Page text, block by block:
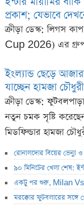
প্রকাশ; যেভাবে
ক্রীড়া ডেস্ক: লিগস
Cup 2026) এর গ্রুপ
ইংল্যান্ড ছেড়ে
যাচ্ছেন হামজা
ক্রীড়া ডেস্ক:
নতুন চমক সৃষ্টি
মিডফিল্ডার হামজা
রোনালদোর বিয়ের ভেন্যু
৯০ মিনিটের খেলা শেষ:
একটু পর শুরু, Milan Vs
মরক্কোর ফুটবলারের সঙ্গে